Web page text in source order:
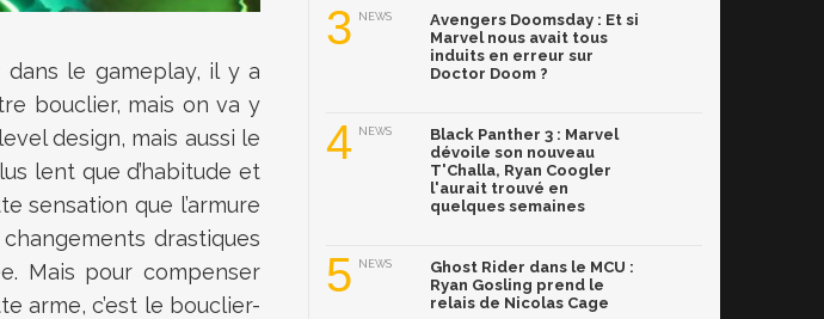
dans le gameplay, il y a
bouclier, mais on va y
design, mais aussi le
lent que d’habitude et
sensation que l’armure
drastiques
Mais pour compenser
arme, c’est le bouclier-
3 NEWS
Avengers Doomsday : Et si
Marvel nous avait tous
induits en erreur sur
Doctor Doom ?
4 NEWS
Black Panther 3 : Marvel
dévoile son nouveau
T'Challa, Ryan Coogler
l'aurait trouvé en
quelques semaines
5 NEWS
Ghost Rider dans le MCU :
Ryan Gosling prend le
relais de Nicolas Cage